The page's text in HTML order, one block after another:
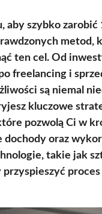
aby szybko zarobić
metod,
ten cel. Od
freelancing i
są niemal
kluczowe
pozwolą Ci w
dochody oraz
takie jak
proces